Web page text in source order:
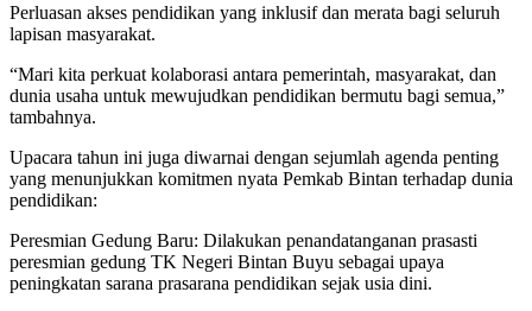
Perluasan akses pendidikan yang inklusif dan merata bagi seluruh
lapisan masyarakat.
“Mari kita perkuat kolaborasi antara pemerintah, masyarakat, dan
dunia usaha untuk mewujudkan pendidikan bermutu bagi semua,”
tambahnya.
Upacara tahun ini juga diwarnai dengan sejumlah agenda penting
yang menunjukkan komitmen nyata Pemkab Bintan terhadap dunia
pendidikan:
Peresmian Gedung Baru: Dilakukan penandatanganan prasasti
peresmian gedung TK Negeri Bintan Buyu sebagai upaya
peningkatan sarana prasarana pendidikan sejak usia dini.